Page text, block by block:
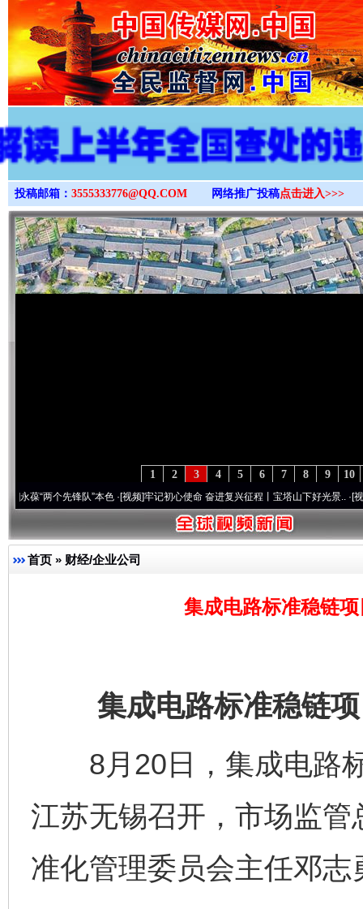
>
投稿邮箱： 3555333776@QQ.COM 网络推广投稿点击进入>>>
10
9
8
7
6
5
4
3
2
1
个先锋队”本色·[视频]牢记初心使命 奋进复兴征程丨宝塔山下好光景..·[视频]因党
首页 » 财经/企业公司
集成电路标准稳链
集成电路标准稳链项
8月20日，集成电路标
江苏无锡召开，市场监
准化管理委员会主任邓志